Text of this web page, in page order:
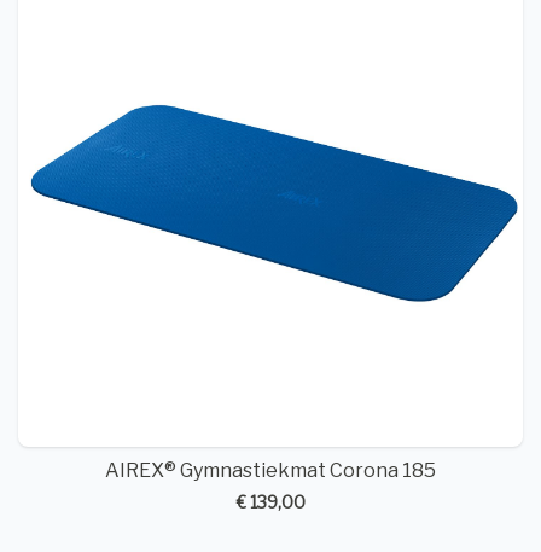
AIREX® Gymnastiekmat Corona 185
€ 139,00